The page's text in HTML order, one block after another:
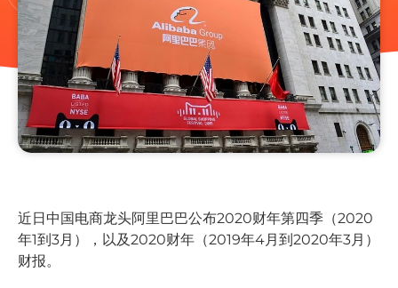
近日中国电商龙头阿里巴巴公布2020财年第四季（2020
年1到3月），以及2020财年（2019年4月到2020年3月）
财报。